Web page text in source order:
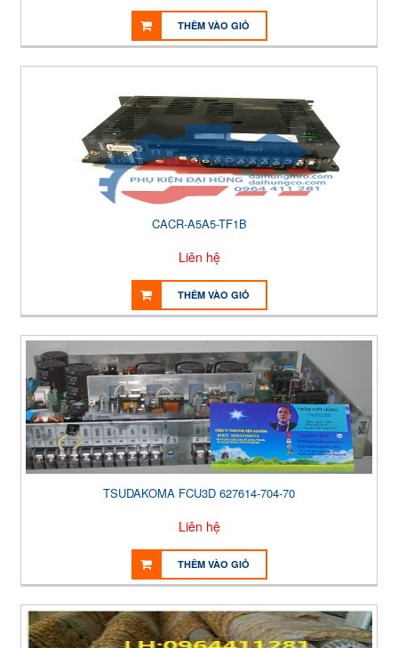
THÊM VÀO GIỎ
CACR-A5A5-TF1B
Liên hệ
THÊM VÀO GIỎ
TSUDAKOMA FCU3D 627614-704-70
Liên hệ
THÊM VÀO GIỎ